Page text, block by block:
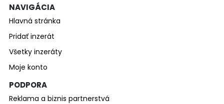
NAVIGÁCIA
Hlavná stránka
Pridať inzerát
Všetky inzeráty
Moje konto
PODPORA
Reklama a biznis partnerstvá